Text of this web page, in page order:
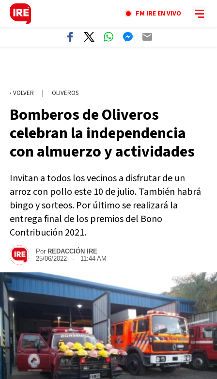
FM IRE EN VIVO
‹ VOLVER | OLIVEROS
Bomberos de Oliveros
celebran la independencia
con almuerzo y actividades
Invitan a todos los vecinos a disfrutar de un
arroz con pollo este 10 de julio. También habrá
bingo y sorteos. Por último se realizará la
entrega final de los premios del Bono
Contribución 2021.
Por REDACCIÓN IRE
25/06/2022 · 11:44 AM